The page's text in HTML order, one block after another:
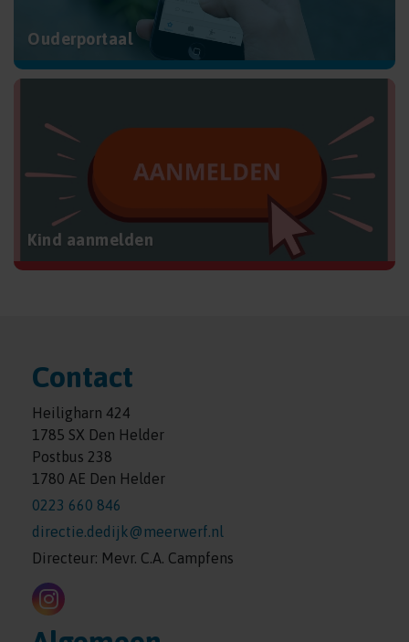
Ouderportaal
Kind aanmelden
Contact
Heiligharn 424
1785 SX Den Helder
Postbus 238
1780 AE Den Helder
0223 660 846
directie.dedijk@meerwerf.nl
Directeur: Mevr. C.A. Campfens